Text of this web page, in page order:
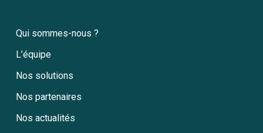
Qui sommes-nous ?
L’équipe
Nos solutions
Nos partenaires
Nos actualités